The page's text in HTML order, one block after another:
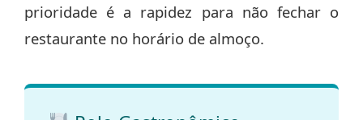
prioridade é a rapidez para não fechar o
restaurante no horário de almoço.